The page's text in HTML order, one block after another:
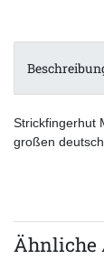
Strickfingerhut
großen
Ähnliche